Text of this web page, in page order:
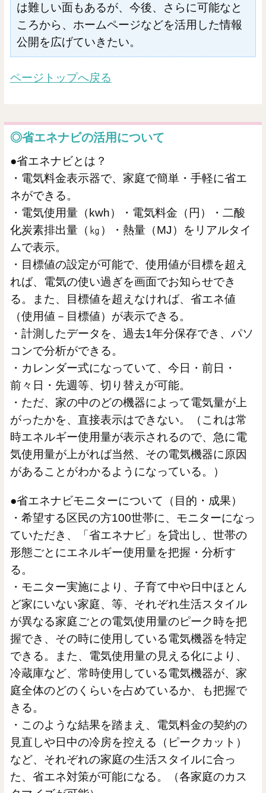
は難しい面もあるが、今後、さらに可能なと
ころから、ホームページなどを活用した情報
公開を広げていきたい。
ページトップへ戻る
◎省エネナビの活用について
●省エネナビとは？
・電気料金表示器で、家庭で簡単・手軽に省エ
ネができる。
・電気使用量（kwh）・電気料金（円）・二酸
化炭素排出量（㎏）・熱量（MJ）をリアルタイ
ムで表示。
・目標値の設定が可能で、使用値が目標を超え
れば、電気の使い過ぎを画面でお知らせでき
る。また、目標値を超えなければ、省エネ値
（使用値－目標値）が表示できる。
・計測したデータを、過去1年分保存でき、パソ
コンで分析ができる。
・カレンダー式になっていて、今日・前日・
前々日・先週等、切り替えが可能。
・ただ、家の中のどの機器によって電気量が上
がったかを、直接表示はできない。（これは常
時エネルギー使用量が表示されるので、急に電
気使用量が上がれば当然、その電気機器に原因
があることがわかるようになっている。）
●省エネナビモニターについて（目的・成果）
・希望する区民の方100世帯に、モニターになっ
ていただき、「省エネナビ」を貸出し、世帯の
形態ごとにエネルギー使用量を把握・分析す
る。
・モニター実施により、子育て中や日中ほとん
ど家にいない家庭、等、それぞれ生活スタイル
が異なる家庭ごとの電気使用量のピーク時を把
握でき、その時に使用している電気機器を特定
できる。また、電気使用量の見える化により、
冷蔵庫など、常時使用している電気機器が、家
庭全体のどのくらいを占めているか、も把握で
きる。
・このような結果を踏まえ、電気料金の契約の
見直しや日中の冷房を控える（ピークカット）
など、それぞれの家庭の生活スタイルに合っ
た、省エネ対策が可能になる。（各家庭のカス